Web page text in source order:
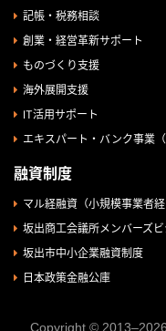
記帳・税務相談
創業・経営革新サポート
ものづくり支援
海外展開支援
IT活用サポート
エキスパート・バンク事業（
融資制度
マル経融資（小規模事業者
坂出商工会議所メンバーズ
坂出市中小企業融資制度
日本政策金融公庫
Copyright ©